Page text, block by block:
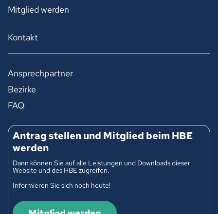
Mitglied werden
Kontakt
Ansprechpartner
Bezirke
FAQ
Antrag stellen und Mitglied beim HBE
werden
Dann können Sie auf alle Leistungen und Downloads dieser
Website und des HBE zugreifen.
Informieren Sie sich noch heute!